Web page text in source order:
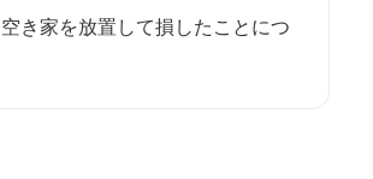
空き家を放置して損したことにつ